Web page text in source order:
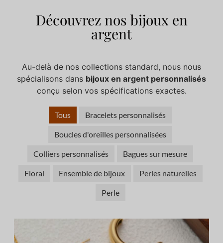
Découvrez nos bijoux en
argent
Au-delà de nos collections standard, nous nous
spécialisons dans bijoux en argent personnalisés
conçu selon vos spécifications exactes.
Tous Bracelets personnalisés
Boucles d'oreilles personnalisées
Colliers personnalisés Bagues sur mesure
Floral Ensemble de bijoux Perles naturelles
Perle